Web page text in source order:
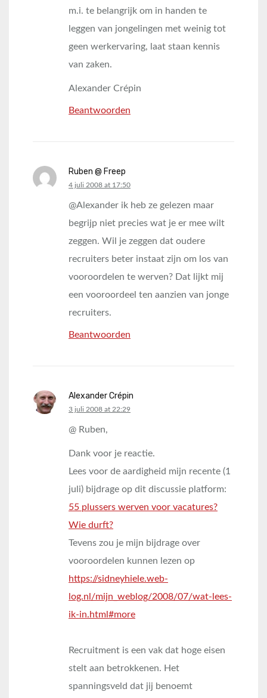
m.i. te belangrijk om in handen te
leggen van jongelingen met weinig tot
geen werkervaring, laat staan kennis
van zaken.
Alexander Crépin
Beantwoorden
Ruben @ Freep
says:
4 juli 2008 at 17:50
@Alexander ik heb ze gelezen maar
begrijp niet precies wat je er mee wilt
zeggen. Wil je zeggen dat oudere
recruiters beter instaat zijn om los van
vooroordelen te werven? Dat lijkt mij
een vooroordeel ten aanzien van jonge
recruiters.
Beantwoorden
Alexander Crépin
says:
3 juli 2008 at 22:29
@ Ruben,
Dank voor je reactie.
Lees voor de aardigheid mijn recente (1
juli) bijdrage op dit discussie platform:
55 plussers werven voor vacatures?
Wie durft?
Tevens zou je mijn bijdrage over
vooroordelen kunnen lezen op
https://sidneyhiele.web-
log.nl/mijn_weblog/2008/07/wat-lees-
ik-in.html#more
Recruitment is een vak dat hoge eisen
stelt aan betrokkenen. Het
spanningsveld dat jij benoemt